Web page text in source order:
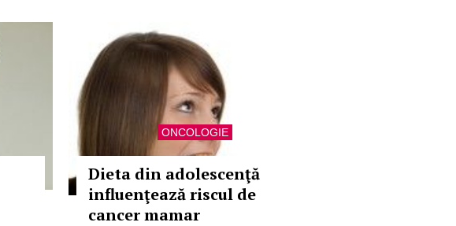
ONCOLOGIE
Dieta din adolescenţă
influenţează riscul de
cancer mamar